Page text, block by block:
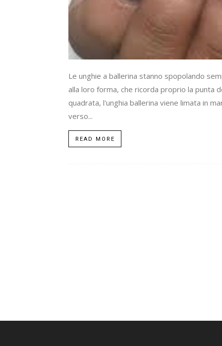
Le unghie a ballerina stanno spopolando
alla loro forma, che ricorda proprio la punta
quadrata, l'unghia ballerina viene limata in
verso...
READ MORE